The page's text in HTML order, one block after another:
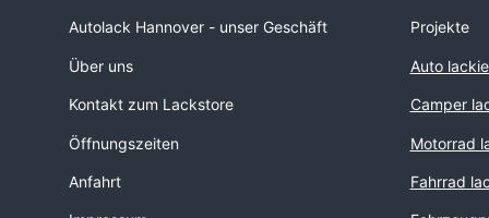
Autolack Hannover - unser Geschäft
Über uns
Kontakt zum Lackstore
Öffnungszeiten
Anfahrt
Projekte
Auto
Camper
Motorrad
Fahrrad